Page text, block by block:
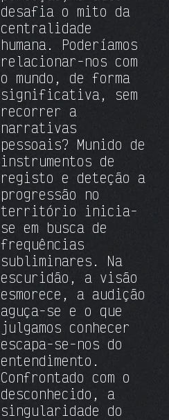
desafia o mito da
centralidade
humana. Poderíamos
relacionar-nos com
o mundo, de forma
significativa, sem
recorrer a
narrativas
pessoais? Munido de
instrumentos de
registo e deteção a
progressão no
território inicia-
se em busca de
frequências
subliminares. Na
escuridão, a visão
esmorece, a audição
aguça-se e o que
julgamos conhecer
escapa-se-nos do
entendimento.
Confrontado com o
desconhecido, a
singularidade do